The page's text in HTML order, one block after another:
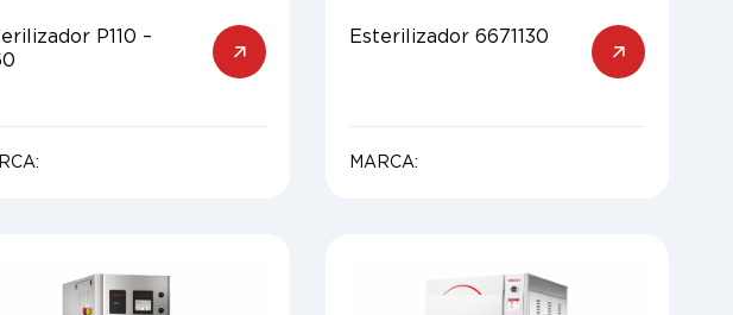
P110 –
Esterilizador 6671130
MARCA: